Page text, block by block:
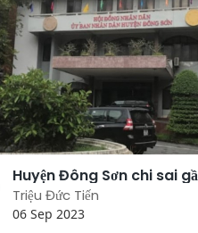
Triệu Đức Tiến
06 Sep 2023